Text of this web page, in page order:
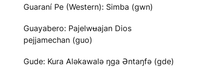
Guaraní Pe (Western): Simba (gwn)
Guayabero: Pajelwʉajan Dios
pejjamechan (guo)
Gude: Kura Aləkawalə ŋga Əntaŋfə (gde)